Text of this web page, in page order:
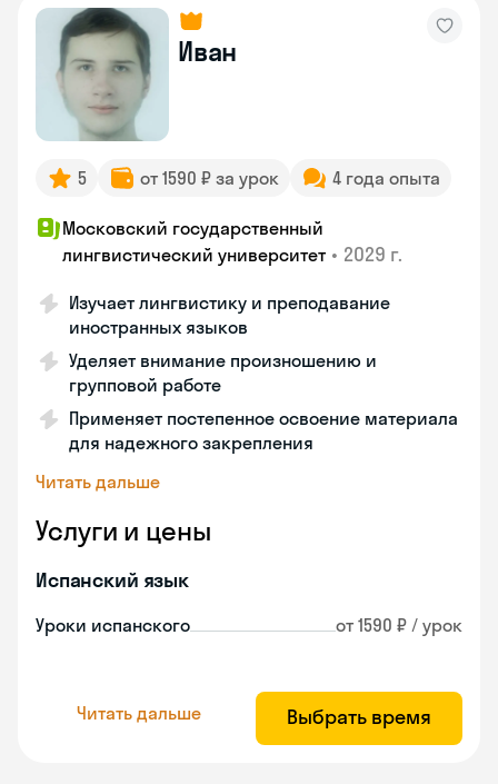
Иван
5 от 1590 ₽ за урок 4 года опыта
Московский государственный
лингвистический университет • 2029 г.
Изучает лингвистику и преподавание
иностранных языков
Уделяет внимание произношению и
групповой работе
Применяет постепенное освоение материала
для надежного закрепления
Читать дальше
Услуги и цены
Испанский язык
Уроки испанского от 1590 ₽ / урок
Читать дальше Выбрать время